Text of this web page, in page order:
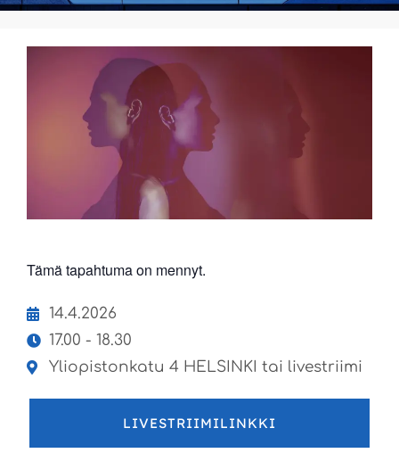
Tämä tapahtuma on mennyt.
14.4.2026
17.00 - 18.30
Yliopistonkatu 4 HELSINKI tai livestriimi
LIVESTRIIMILINKKI